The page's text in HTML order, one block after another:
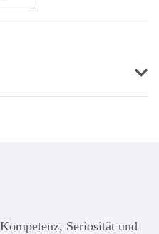
Seri­osi­tät und